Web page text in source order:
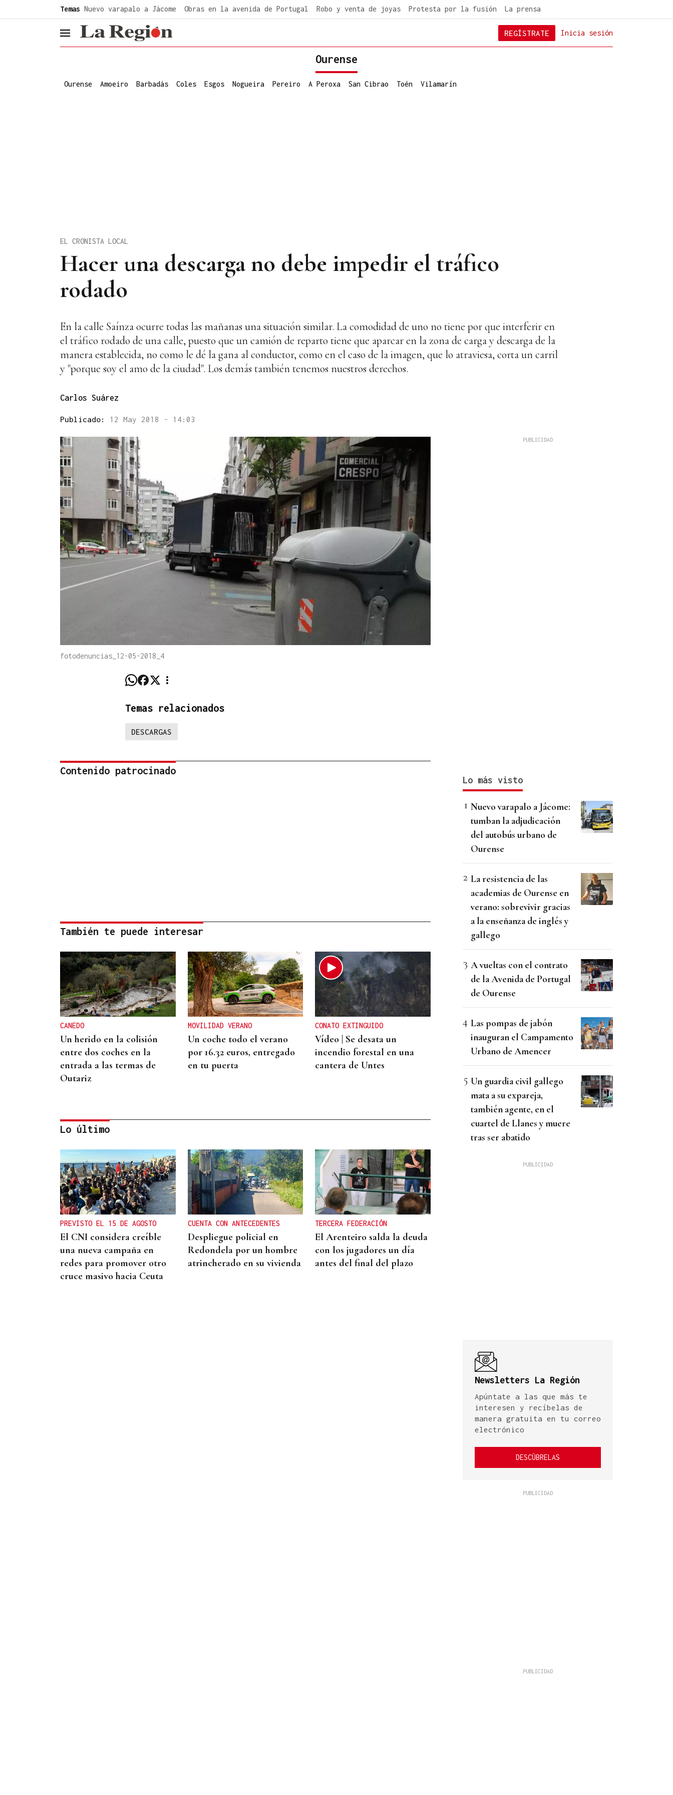
Temas Nuevo varapalo a Jácome Obras en la avenida de Portugal Robo y venta de joyas Protesta por la fusión La prensa
header.menu.open Inicia sesión
REGÍSTRATE
Ourense
Ourense Amoeiro Barbadás Coles Esgos Nogueira Pereiro A Peroxa San Cibrao Toén Vilamarín
Hacer una descarga no debe impedir el tráfico
rodado
EL CRONISTA LOCAL
En la calle Saínza ocurre todas las mañanas una situación similar. La comodidad de uno no tiene por que interferir en
el tráfico rodado de una calle, puesto que un camión de reparto tiene que aparcar en la zona de carga y descarga de la
manera establecida, no como le dé la gana al conductor, como en el caso de la imagen, que lo atraviesa, corta un carril
y "porque soy el amo de la ciudad". Los demás también tenemos nuestros derechos.
Carlos Suárez
Publicado: 12 May 2018 - 14:03
fotodenuncias_12-05-2018_4
Temas relacionados
DESCARGAS
Contenido patrocinado
También te puede interesar
CANEDO
Un herido en la colisión
entre dos coches en la
entrada a las termas de
Outariz
MOVILIDAD VERANO
Un coche todo el verano
por 16.32 euros, entregado
en tu puerta
CONATO EXTINGUIDO
Vídeo | Se desata un
incendio forestal en una
cantera de Untes
ENTREVISTA
Jorge Vázquez: "Nuestro
objetivo a 2028 es crecer
creando valor para el
accionista y para el equipo
que lo hace posible"
Lo último
PREVISTO EL 15 DE AGOSTO
El CNI considera creíble
una nueva campaña en
redes para promover otro
cruce masivo hacia Ceuta
CUENTA CON ANTECEDENTES
Despliegue policial en
Redondela por un hombre
atrincherado en su vivienda
TERCERA FEDERACIÓN
El Arenteiro salda la deuda
con los jugadores un día
antes del final del plazo
Lo más visto
Nuevo varapalo a Jácome:
tumban la adjudicación
del autobús urbano de
Ourense
La resistencia de las
academias de Ourense en
verano: sobrevivir gracias
a la enseñanza de inglés y
gallego
A vueltas con el contrato
de la Avenida de Portugal
de Ourense
Las pompas de jabón
inauguran el Campamento
Urbano de Amencer
Un guardia civil gallego
mata a su expareja,
también agente, en el
cuartel de Llanes y muere
tras ser abatido
Newsletters La Región
Apúntate a las que más te
interesen y recíbelas de
manera gratuita en tu correo
electrónico
DESCÚBRELAS